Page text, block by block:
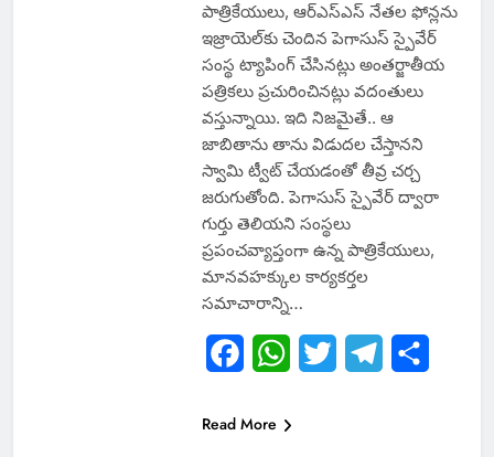
పాత్రికేయులు, ఆర్​ఎస్​ఎస్​ నేతల ఫోన్లను
ఇజ్రాయెల్​కు చెందిన పెగాసుస్‌ స్పైవేర్‌
సంస్థ ట్యాపింగ్​ చేసినట్లు అంతర్జాతీయ
పత్రికలు ప్రచురించినట్లు వదంతులు
వస్తున్నాయి. ఇది నిజమైతే.. ఆ
జాబితాను తాను విడుదల చేస్తానని
స్వామి ట్వీట్ చేయడంతో తీవ్ర చర్చ
జరుగుతోంది. పెగాసుస్ స్పైవేర్​ ద్వారా
గుర్తు తెలియని సంస్థలు
ప్రపంచవ్యాప్తంగా ఉన్న పాత్రికేయులు,
మానవహక్కుల కార్యకర్తల
సమాచారాన్ని…
FacebookWhatsApp
Twitter Telegram
Read More